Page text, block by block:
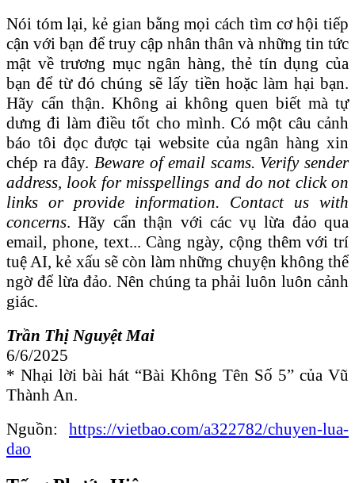
Nói tóm lại, kẻ gian bằng mọi cách tìm cơ hội tiếp
cận với bạn để truy cập nhân thân và những tin tức
mật về trương mục ngân hàng, thẻ tín dụng của
bạn để từ đó chúng sẽ lấy tiền hoặc làm hại bạn.
Hãy cẩn thận. Không ai không quen biết mà tự
dưng đi làm điều tốt cho mình. Có một câu cảnh
báo tôi đọc được tại website của ngân hàng xin
chép ra đây. Beware of email scams. Verify sender
address, look for misspellings and do not click on
links or provide information. Contact us with
concerns. Hãy cẩn thận với các vụ lừa đảo qua
email, phone, text... Càng ngày, cộng thêm với trí
tuệ AI, kẻ xấu sẽ còn làm những chuyện không thể
ngờ để lừa đảo. Nên chúng ta phải luôn luôn cảnh
giác.
Trần Thị Nguyệt Mai
6/6/2025
* Nhại lời bài hát “Bài Không Tên Số 5” của Vũ
Thành An.
Nguồn: https://vietbao.com/a322782/chuyen-lua-
dao